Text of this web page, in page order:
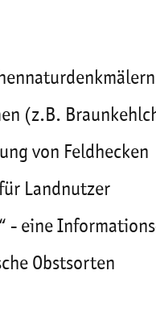
(z.B.
von Feldhecken
Landnutzer
- eine
Obstsorten